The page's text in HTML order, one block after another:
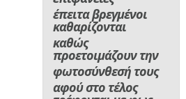
έπειτα βρεγμένοι
καθαρίζονται
καθώς
προετοιμάζουν την
φωτοσύνθεσή τους
αφού στο τέλος